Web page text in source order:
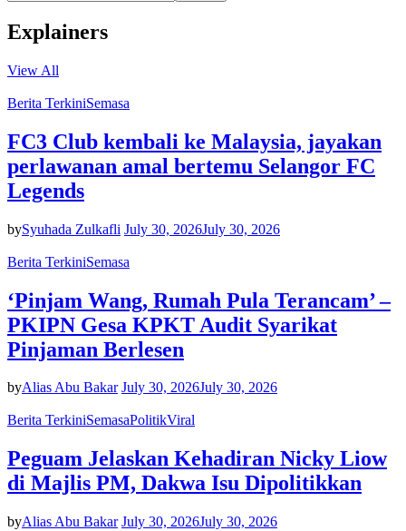
Explainers
View All
Berita TerkiniSemasa
FC3 Club kembali ke Malaysia, jayakan
perlawanan amal bertemu Selangor FC
Legends
bySyuhada Zulkafli July 30, 2026July 30, 2026
Berita TerkiniSemasa
‘Pinjam Wang, Rumah Pula Terancam’ –
PKIPN Gesa KPKT Audit Syarikat
Pinjaman Berlesen
byAlias Abu Bakar July 30, 2026July 30, 2026
Berita TerkiniSemasaPolitikViral
Peguam Jelaskan Kehadiran Nicky Liow
di Majlis PM, Dakwa Isu Dipolitikkan
byAlias Abu Bakar July 30, 2026July 30, 2026